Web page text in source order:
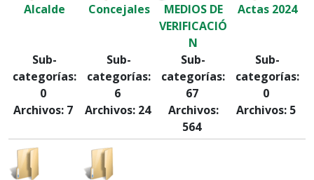
Alcalde Concejales
MEDIOS DE
VERIFICACIÓ
N
Actas 2024
Sub-
categorías:
0
Sub-
categorías:
6
Sub-
categorías:
67
Sub-
categorías:
0
Archivos: 7
Archivos: 24
Archivos:
564
Archivos: 5